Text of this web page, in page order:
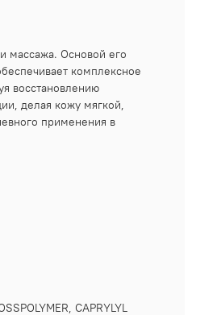
массажа. Основой его
комплексное
восстановлению
делая кожу мягкой,
применения в
CAPRYLYL